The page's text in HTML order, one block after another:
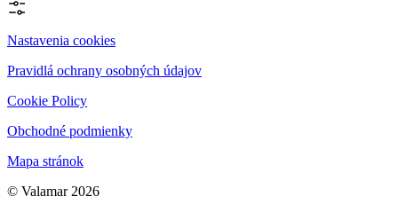
Nastavenia cookies
Pravidlá ochrany osobných údajov
Cookie Policy
Obchodné podmienky
Mapa stránok
© Valamar 2026